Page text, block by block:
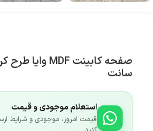
سانت
استعلام موجودی و قیمت
قیمت امروز، موجودی و شرایط